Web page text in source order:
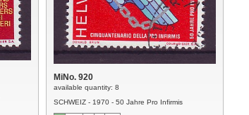
MiNo. 920
available quantity: 8
SCHWEIZ - 1970 - 50 Jahre Pro Infirmis